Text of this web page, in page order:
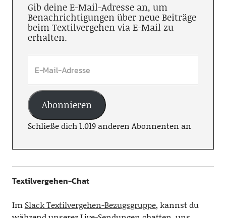
Gib deine E-Mail-Adresse an, um
Benachrichtigungen über neue Beiträge
beim Textilvergehen via E-Mail zu
erhalten.
Abonnieren
Schließe dich 1.019 anderen Abonnenten an
Textilvergehen-Chat
Im Slack Textilvergehen-Bezugsgruppe, kannst du